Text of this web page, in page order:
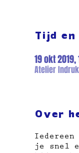
Tijd en
19 okt 2019,
Atelier
Over
je snel